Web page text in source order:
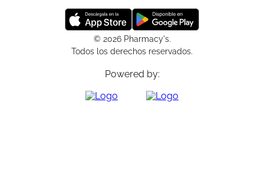
© 2026 Pharmacy's.
Todos los derechos reservados.
Powered by: